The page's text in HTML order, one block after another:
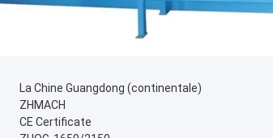
La Chine Guangdong (continentale)
ZHMACH
CE Certificate